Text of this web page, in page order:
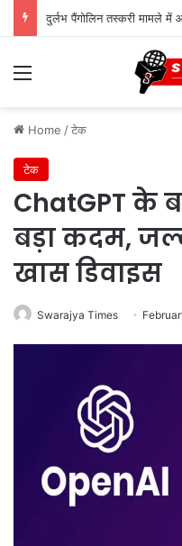
दुर्लभ पैंगोलिन तस्करी मामले में
Menu
Home /टेक
टेक
ChatGPT के
बड़ा कदम,
खास डिवाइस
Swarajya Times